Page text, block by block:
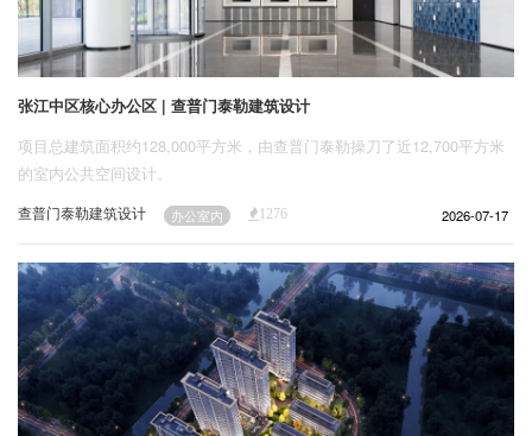
张江中区核心办公区 | 查普门泰勒建筑设计
项目总建筑面积约128,000平方米，由查普门泰勒操刀了近12,700平方米
的室内公共空间设计。
查普门泰勒建筑设计 办公室内 1276 2026-07-17